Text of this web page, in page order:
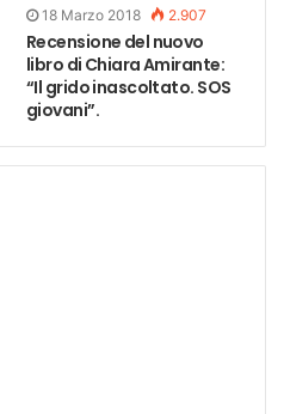
18 Marzo 2018 2.907
Recensione del nuovo
libro di Chiara Amirante:
“Il grido inascoltato. SOS
giovani”.